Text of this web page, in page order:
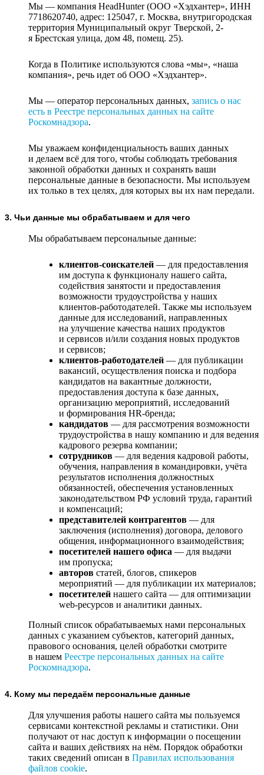
Мы — компания HeadHunter (ООО «Хэдхантер», ИНН
7718620740, адрес: 125047, г. Москва, внутригородская
территория Муниципальный округ Тверской, 2-
я Брестская улица, дом 48, помещ. 25).
Когда в Политике используются слова «мы», «наша
компания», речь идет об ООО «Хэдхантер».
Мы — оператор персональных данных, запись о нас
есть в Реестре персональных данных на сайте
Роскомнадзора.
Мы уважаем конфиденциальность ваших данных
и делаем всё для того, чтобы соблюдать требования
законной обработки данных и сохранять ваши
персональные данные в безопасности. Мы используем
их только в тех целях, для которых вы их нам передали.
3. Чьи данные мы обрабатываем и для чего
Мы обрабатываем персональные данные:
клиентов-соискателей — для предоставления
им доступа к функционалу нашего сайта,
содействия занятости и предоставления
возможности трудоустройства у наших
клиентов-работодателей. Также мы используем
данные для исследований, направленных
на улучшение качества наших продуктов
и сервисов и/или создания новых продуктов
и сервисов;
клиентов-работодателей — для публикации
вакансий, осуществления поиска и подбора
кандидатов на вакантные должности,
предоставления доступа к базе данных,
организацию мероприятий, исследований
и формирования HR-бренда;
кандидатов — для рассмотрения возможности
трудоустройства в нашу компанию и для ведения
кадрового резерва компании;
сотрудников — для ведения кадровой работы,
обучения, направления в командировки, учёта
результатов исполнения должностных
обязанностей, обеспечения установленных
законодательством РФ условий труда, гарантий
и компенсаций;
представителей контрагентов — для
заключения (исполнения) договора, делового
общения, информационного взаимодействия;
посетителей нашего офиса — для выдачи
им пропуска;
авторов статей, блогов, спикеров
мероприятий — для публикации их материалов;
посетителей нашего сайта — для оптимизации
web-ресурсов и аналитики данных.
Полный список обрабатываемых нами персональных
данных с указанием субъектов, категорий данных,
правового основания, целей обработки смотрите
в нашем Реестре персональных данных на сайте
Роскомнадзора.
4. Кому мы передаём персональные данные
Для улучшения работы нашего сайта мы пользуемся
сервисами контекстной рекламы и статистики. Они
получают от нас доступ к информации о посещении
сайта и ваших действиях на нём. Порядок обработки
таких сведений описан в Правилах использования
файлов cookie.